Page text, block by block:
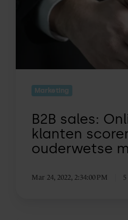
scoren
ouderwetse
manier
Marketing
B2B sales:
klanten
ouderwetse
Mar 24, 2022, 2:34:00 PM